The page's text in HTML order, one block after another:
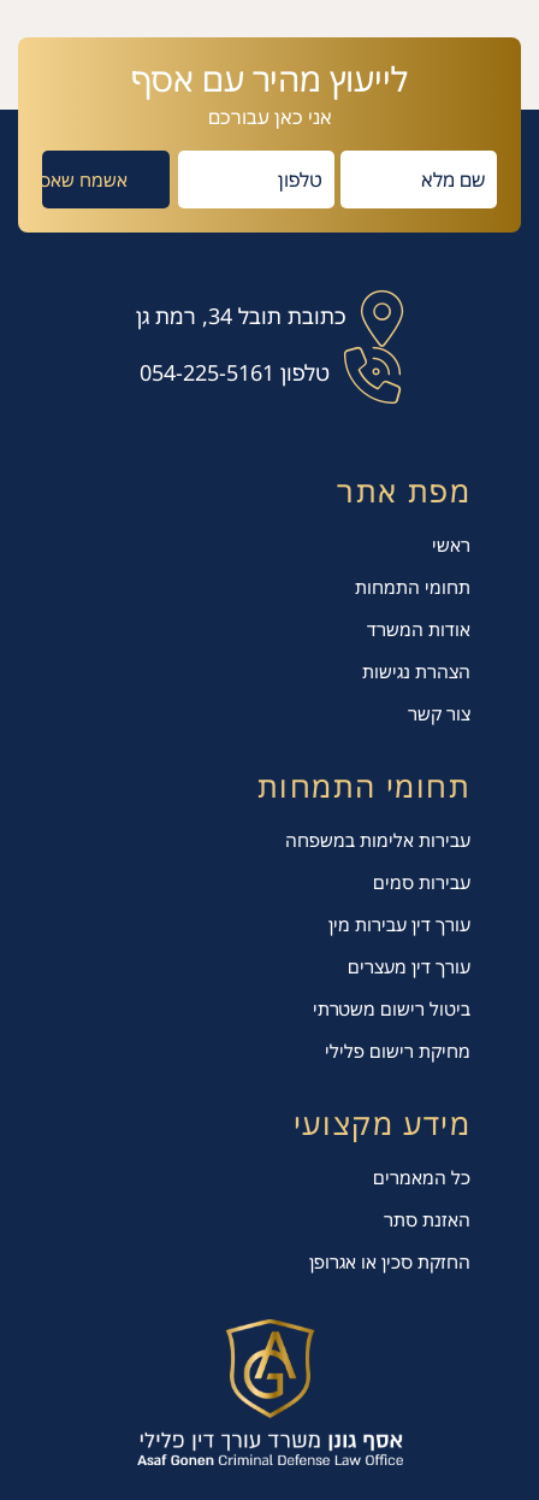
לייעוץ מהיר עם אסף
אני כאן עבורכם
כתובת תובל 34, רמת גן
טלפון 054-225-5161
מפת אתר
ראשי
תחומי התמחות
אודות המשרד
הצהרת נגישות
צור קשר
תחומי התמחות
עבירות אלימות במשפחה
עבירות סמים
עורך דין עבירות מין
עורך דין מעצרים
ביטול רישום משטרתי
מחיקת רישום פלילי
מידע מקצועי
כל המאמרים
האזנת סתר
החזקת סכין או אגרופן